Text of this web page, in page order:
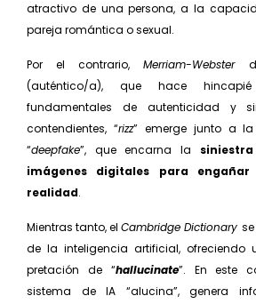
atractivo de una persona, a la
pareja romántica o sexual.
Por el contrario, Merriam-Webster
(auténtico/a), que hace
fundamentales de auten­ticidad y
contendien­tes, “rizz” emerge junto a
“deepfake”, que encarna la
imágenes digitales para
realidad.
Mientras tanto, elCambridge Dictionary
de la inteligencia artificial, ofreciendo
pretación de “hallucinate”. En este
sistema de IA “alucina”, genera